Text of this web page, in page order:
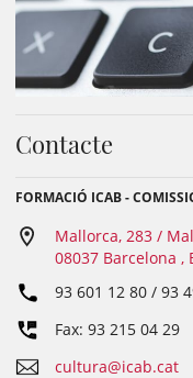
Contacte
FORMACIÓ ICAB -
Mallorca, 283 /
08037 Barcelona ,
93 601 12 80 / 93
Fax: 93 215 04 29
cultura@icab.cat